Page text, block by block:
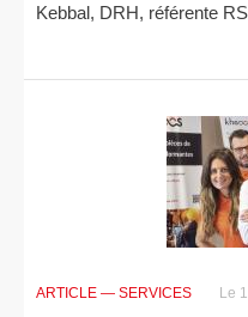
Kebbal, DRH, référente
ARTICLE — SERVICES Le